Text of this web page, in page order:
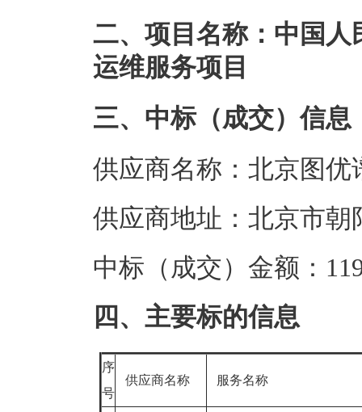
二、项目名称：中国人
运维服务项目
三、中标（成交）信息
供应商名称：北京图
供应商地址：北京市朝
中标（成交）金额：
四、主要标的信息
序
号
供应商名称 服务名称